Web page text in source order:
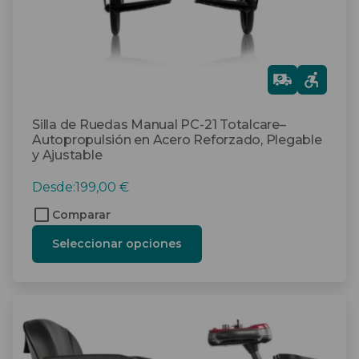
Silla de Ruedas Manual PC-21 Totalcare–
Autopropulsión en Acero Reforzado, Plegable
y Ajustable
Gra
tis
Desde:199,00 €
Comparar
Seleccionar opciones
Este
producto